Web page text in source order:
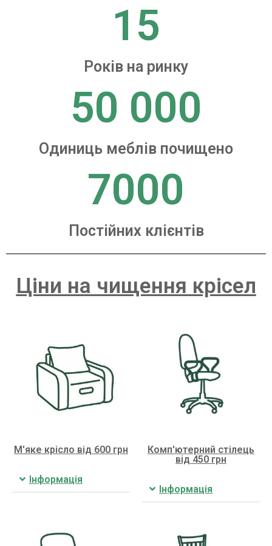
15
Років на ринку
50 000
Одиниць меблів почищено
7000
Постійних клієнтів
Ціни на чищення крісел
М'яке крісло від 600 грн
Інформація
Комп'ютерний стілець
від 450 грн
Інформація